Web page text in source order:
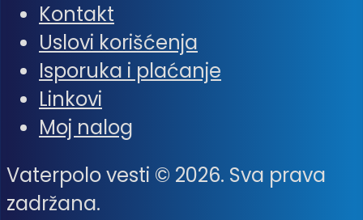
Kontakt
Uslovi korišćenja
Isporuka i plaćanje
Linkovi
Moj nalog
Vaterpolo vesti © 2026. Sva prava
zadržana.